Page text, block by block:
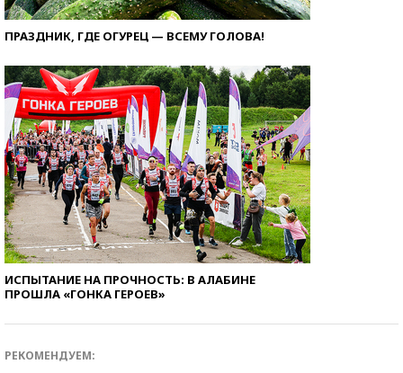
ПРАЗДНИК, ГДЕ ОГУРЕЦ — ВСЕМУ ГОЛОВА!
ИСПЫТАНИЕ НА ПРОЧНОСТЬ: В АЛАБИНЕ
ПРОШЛА «ГОНКА ГЕРОЕВ»
РЕКОМЕНДУЕМ: